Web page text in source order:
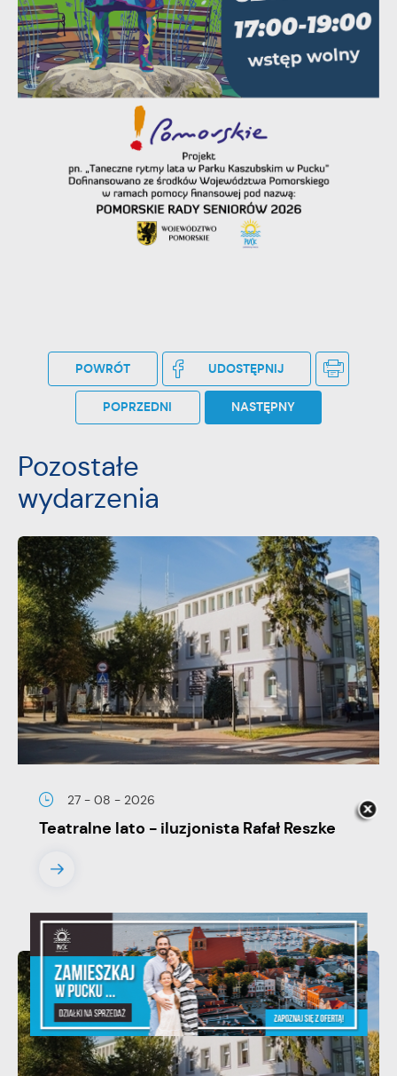
POWRÓT UDOSTĘPNIJ
POPRZEDNI NASTĘPNY
Pozostałe
wydarzenia
27 - 08 - 2026
Teatralne lato - iluzjonista Rafał Reszke
stronach podmiotów trzecich lub firm będących naszymi
partnerami oraz innych dostawców usług. Firmy te działają w
charakterze pośredników prezentujących nasze treści w
postaci wiadomości, ofert, komunikatów mediów
społecznościowych.